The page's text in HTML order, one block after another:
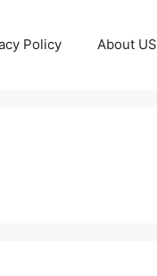
Policy About US